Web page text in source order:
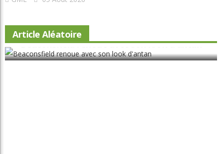
Article Aléatoire
Beaconsfield renoue avec son look d'antan